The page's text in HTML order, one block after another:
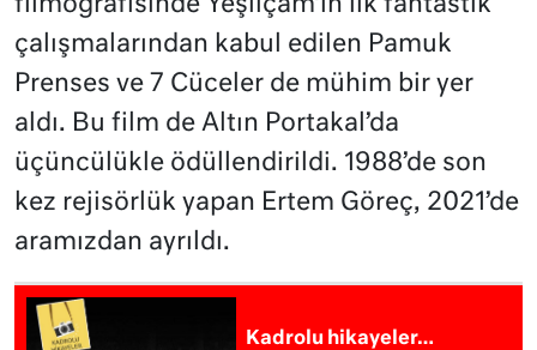
filmografisinde Yeşilçam’ın ilk fantastik
çalışmalarından kabul edilen Pamuk
Prenses ve 7 Cüceler de mühim bir yer
aldı. Bu film de Altın Portakal’da
üçüncülükle ödüllendirildi. 1988’de son
kez rejisörlük yapan Ertem Göreç, 2021’de
aramızdan ayrıldı.
Kadrolu hikayeler…